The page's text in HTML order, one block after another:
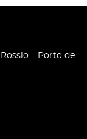
– Porto de